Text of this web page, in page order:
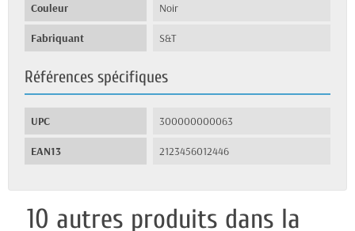
Couleur Noir
Fabriquant S&T
Références spécifiques
UPC 300000000063
EAN13 2123456012446
10 autres produits dans la